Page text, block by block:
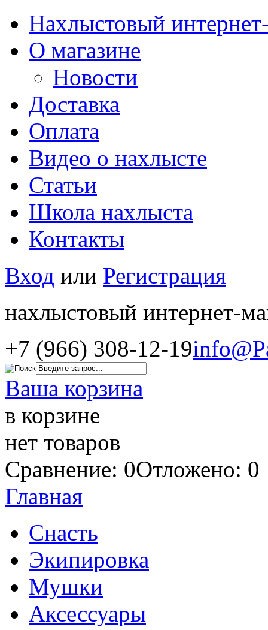
Нахлыстовый
О магазине
Новости
Доставка
Оплата
Видео о нахлысте
Статьи
Школа нахлыста
Контакты
Вход или Регистрация
нахлыстовый интернет-
+7 (966) 308-12-19
Ваша корзина
в корзине
нет товаров
Сравнение: 0Отложено: 0
Главная
Снасть
Экипировка
Мушки
Аксессуары